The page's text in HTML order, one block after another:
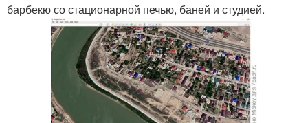
барбекю со стационарной печью, баней и студией.